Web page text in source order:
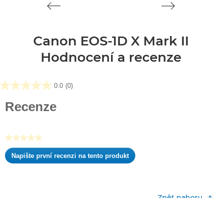
Canon EOS-1D X Mark II
Hodnocení a recenze
0.0 (0)
0.0
Recenze
★★★★★
Žádná
hodnota
Napište první recenzi na tento produkt
.